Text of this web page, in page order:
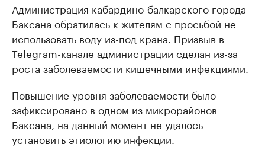
Администрация кабардино-балкарского города
Баксана обратилась к жителям с просьбой не
использовать воду из-под крана. Призвыв в
Telegram-канале администрации сделан из-за
роста заболеваемости кишечными инфекциями.
Повышение уровня заболеваемости было
зафиксировано в одном из микрорайонов
Баксана, на данный момент не удалось
установить этиологию инфекции.